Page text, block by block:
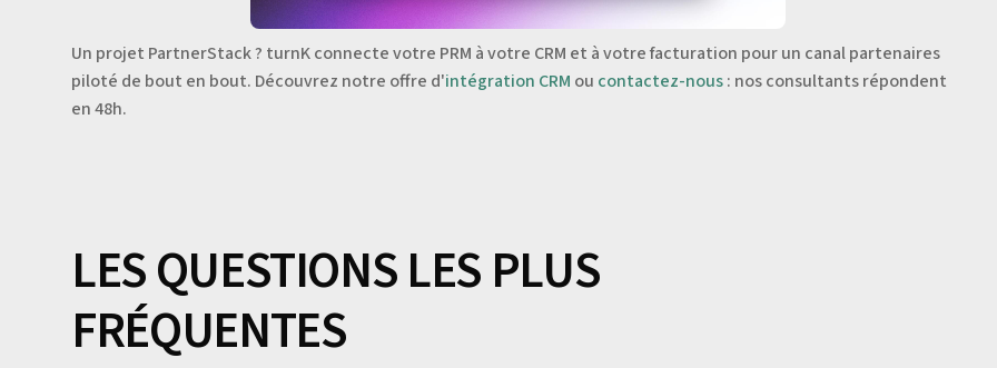
Un projet PartnerStack ? turnK connecte votre PRM à votre CRM et à votre facturation pour un canal partenaires
piloté de bout en bout. Découvrez notre offre d'intégration CRM ou contactez-nous: nos consultants répondent
en 48h.
LES QUESTIONS LES PLUS
FRÉQUENTES